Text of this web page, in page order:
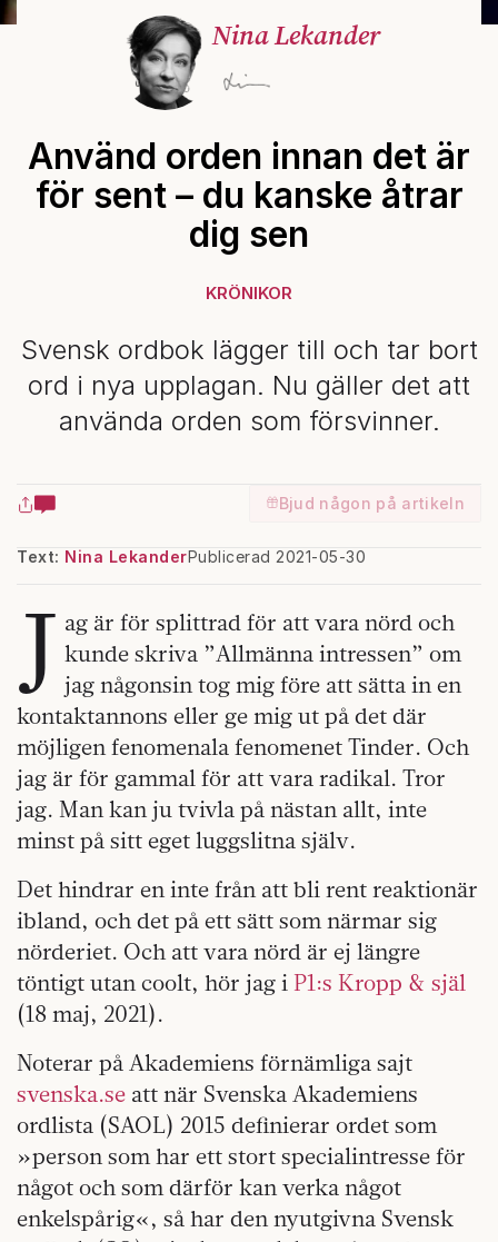
Nina Lekander
Använd orden innan det är
för sent – du kanske åtrar
dig sen
KRÖNIKOR
Svensk ordbok lägger till och tar bort
ord i nya upplagan. Nu gäller det att
använda orden som försvinner.
Bjud någon på artikeln
Text: Nina LekanderPublicerad 2021-05-30
J ag är för splittrad för att vara nörd och
kunde skriva ”Allmänna intressen” om
jag någonsin tog mig före att sätta in en
kontaktannons eller ge mig ut på det där
möjligen fenomenala fenomenet Tinder. Och
jag är för gammal för att vara radikal. Tror
jag. Man kan ju tvivla på nästan allt, inte
minst på sitt eget luggslitna själv.
Det hindrar en inte från att bli rent reaktionär
ibland, och det på ett sätt som närmar sig
nörderiet. Och att vara nörd är ej längre
töntigt utan coolt, hör jag i P1:s Kropp & själ
(18 maj, 2021).
Noterar på Akademiens förnämliga sajt
svenska.se att när Svenska Akademiens
ordlista (SAOL) 2015 definierar ordet som
»person som har ett stort specialintresse för
något och som därför kan verka något
enkelspårig«, så har den nyutgivna Svensk